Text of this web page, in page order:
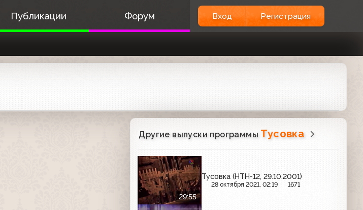
Публикации Форум Вход Регистрация
Другие выпуски программы Тусовка
29:55
Тусовка (НТН-12, 29.10.2001)
28 октября 2021, 02:19 1671